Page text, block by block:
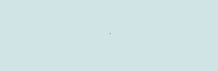
.